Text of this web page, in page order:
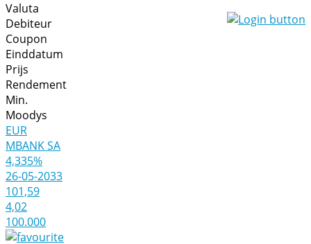
Valuta
Debiteur
Coupon
Einddatum
Prijs
Rendement
Min.
Moodys
EUR
MBANK SA
4,335%
26-05-2033
101,59
4,02
100.000